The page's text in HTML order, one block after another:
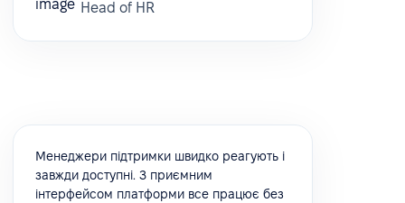
Head of HR
Менеджери підтримки швидко реагують і
завжди доступні. З приємним
інтерфейсом платформи все працює без